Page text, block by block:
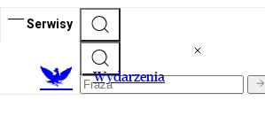
Serwisy
Wydarzenia